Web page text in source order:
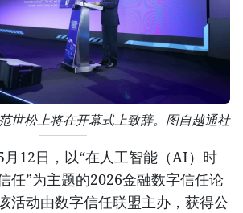
世松上将在开幕式上致辞。图自越通社
12日，以“在人工智能（AI）时
任”为主题的2026金融数字信任论
活动由数字信任联盟主办，获得公